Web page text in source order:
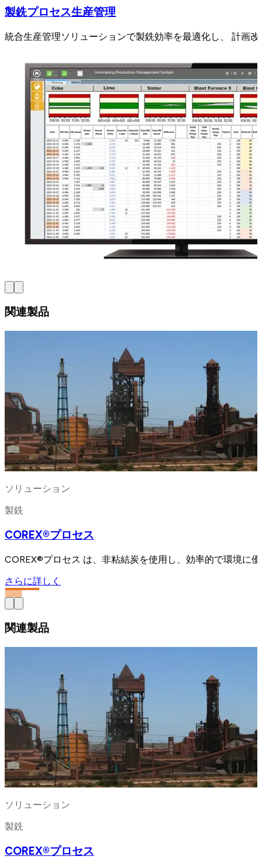
製銑プロセス生産管理
統合生産管理ソリューションで製銑効率を最適化し、 計画
関連製品
ソリューション
製銑
COREX®プロセス
COREX®プロセス は、非粘結炭を使用し、効率的で環境に
さらに詳しく
関連製品
ソリューション
製銑
COREX®プロセス